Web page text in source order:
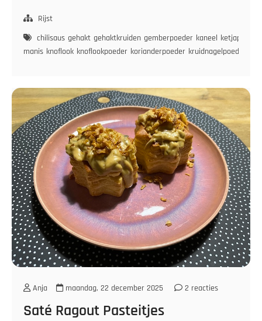
in
Pindasaus
Rijst
chilisaus gehakt gehaktkruiden gemberpoeder kaneel ketjap
manis knoflook knoflookpoeder korianderpoeder kruidnagelpoeder
Anja maandag, 22 december 2025 2 reacties
Saté Ragout Pasteitjes